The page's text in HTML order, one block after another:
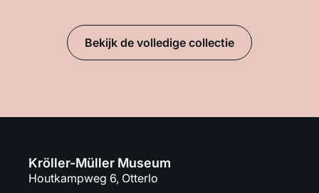
Bekijk de volledige collectie
Kröller-Müller Museum
Houtkampweg 6, Otterlo